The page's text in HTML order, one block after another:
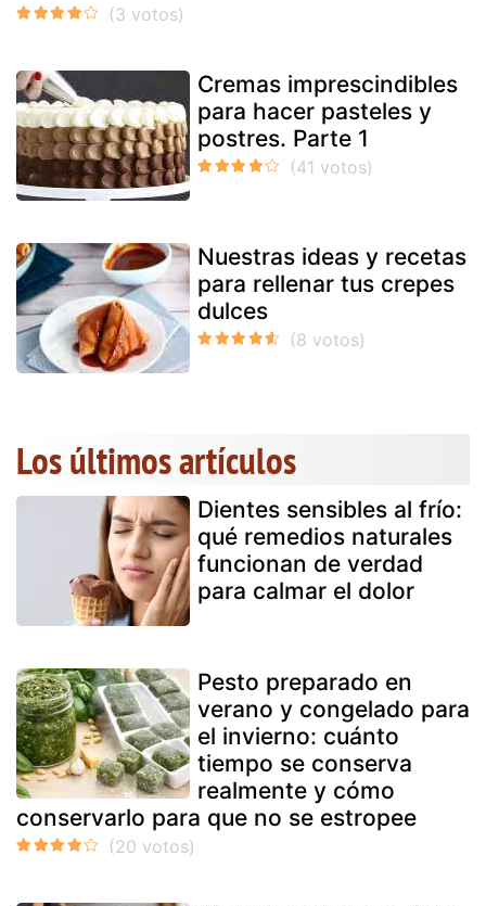
Cremas imprescindibles
para hacer pasteles y
postres. Parte 1
Nuestras ideas y recetas
para rellenar tus crepes
dulces
Los últimos artículos
Dientes sensibles al frío:
qué remedios naturales
funcionan de verdad
para calmar el dolor
Pesto preparado en
verano y congelado para
el invierno: cuánto
tiempo se conserva
realmente y cómo
conservarlo para que no se estropee